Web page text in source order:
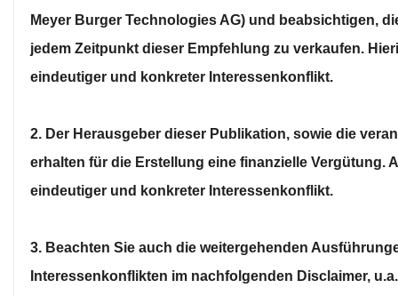
Meyer Burger Technologies AG) und beabsichtigen,
jedem Zeitpunkt dieser Empfehlung zu verkaufen.
eindeutiger und konkreter Interessenkonflikt.
2. Der Herausgeber dieser Publikation, sowie die
erhalten für die Erstellung eine finanzielle Vergütung.
eindeutiger und konkreter Interessenkonflikt.
3. Beachten Sie auch die weitergehenden
Interessenkonflikten im nachfolgenden Disclaimer,